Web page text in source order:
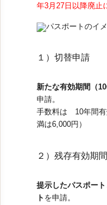
採用情報
年3月27日以降廃止
１）切替申請
新たな有効期間（
申請。
手数料は 10年間有
満は6,000円）
２）残存有効期
提示したパスポー
ト を申請。